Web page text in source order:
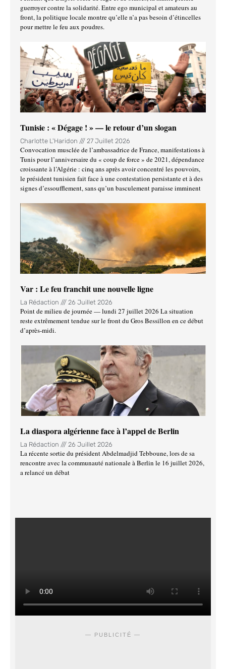
guerroyer contre la solidarité. Entre ego municipal et amateurs au
front, la politique locale montre qu’elle n’a pas besoin d’étincelles
pour mettre le feu aux poudres.
Tunisie : « Dégage ! » — le retour d’un slogan
Charlotte L'Haridon 27 Juillet 2026
Convocation musclée de l’ambassadrice de France, manifestations à
Tunis pour l’anniversaire du « coup de force » de 2021, dépendance
croissante à l’Algérie : cinq ans après avoir concentré les pouvoirs,
le président tunisien fait face à une contestation persistante et à des
signes d’essoufflement, sans qu’un basculement paraisse imminent
Var : Le feu franchit une nouvelle ligne
La Rédaction 26 Juillet 2026
Point de milieu de journée — lundi 27 juillet 2026 La situation
reste extrêmement tendue sur le front du Gros Bessillon en ce début
d’après-midi.
La diaspora algérienne face à l’appel de Berlin
La Rédaction 26 Juillet 2026
La récente sortie du président Abdelmadjid Tebboune, lors de sa
rencontre avec la communauté nationale à Berlin le 16 juillet 2026,
a relancé un débat
— PUBLICITÉ —